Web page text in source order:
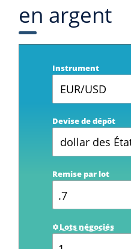
en argent
Instrument
EUR/USD
Devise de dépôt
dollar des
Remise par lot
Lots négociés